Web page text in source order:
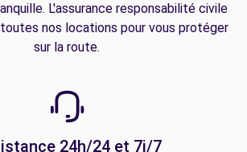
L'assurance responsabilité civile
nos locations pour vous protéger
sur la route.
24h/24 et 7j/7